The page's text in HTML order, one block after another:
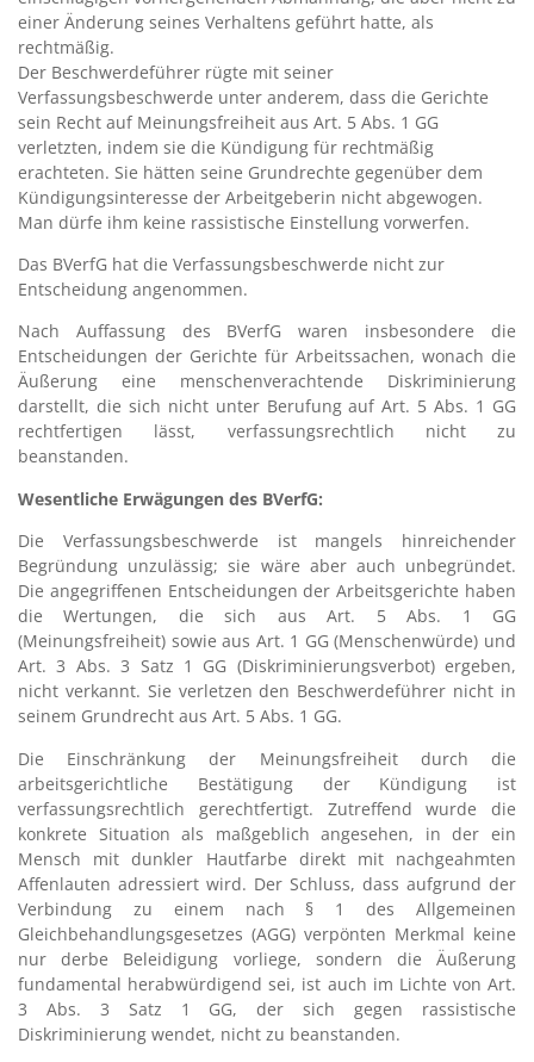
einer Änderung seines Verhaltens geführt hatte, als
rechtmäßig.
Der Beschwerdeführer rügte mit seiner
Verfassungsbeschwerde unter anderem, dass die Gerichte
sein Recht auf Meinungsfreiheit aus Art. 5 Abs. 1 GG
verletzten, indem sie die Kündigung für rechtmäßig
erachteten. Sie hätten seine Grundrechte gegenüber dem
Kündigungsinteresse der Arbeitgeberin nicht abgewogen.
Man dürfe ihm keine rassistische Einstellung vorwerfen.
Das BVerfG hat die Verfassungsbeschwerde nicht zur
Entscheidung angenommen.
Nach Auffassung des BVerfG waren insbesondere die
Entscheidungen der Gerichte für Arbeitssachen, wonach die
Äußerung eine menschenverachtende Diskriminierung
darstellt, die sich nicht unter Berufung auf Art. 5 Abs. 1 GG
rechtfertigen lässt, verfassungsrechtlich nicht zu
beanstanden.
Wesentliche Erwägungen des BVerfG:
Die Verfassungsbeschwerde ist mangels hinreichender
Begründung unzulässig; sie wäre aber auch unbegründet.
Die angegriffenen Entscheidungen der Arbeitsgerichte haben
die Wertungen, die sich aus Art. 5 Abs. 1 GG
(Meinungsfreiheit) sowie aus Art. 1 GG (Menschenwürde) und
Art. 3 Abs. 3 Satz 1 GG (Diskriminierungsverbot) ergeben,
nicht verkannt. Sie verletzen den Beschwerdeführer nicht in
seinem Grundrecht aus Art. 5 Abs. 1 GG.
Die Einschränkung der Meinungsfreiheit durch die
arbeitsgerichtliche Bestätigung der Kündigung ist
verfassungsrechtlich gerechtfertigt. Zutreffend wurde die
konkrete Situation als maßgeblich angesehen, in der ein
Mensch mit dunkler Hautfarbe direkt mit nachgeahmten
Affenlauten adressiert wird. Der Schluss, dass aufgrund der
Verbindung zu einem nach § 1 des Allgemeinen
Gleichbehandlungsgesetzes (AGG) verpönten Merkmal keine
nur derbe Beleidigung vorliege, sondern die Äußerung
fundamental herabwürdigend sei, ist auch im Lichte von Art.
3 Abs. 3 Satz 1 GG, der sich gegen rassistische
Diskriminierung wendet, nicht zu beanstanden.